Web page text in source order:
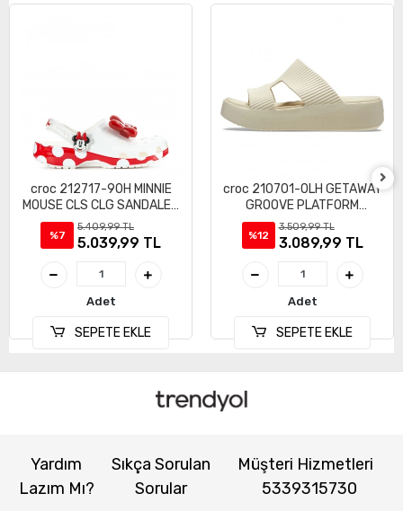
croc 212717-90H MINNIE
MOUSE CLS CLG SANDALET
TERLİK
%7
5.409,99 TL
5.039,99 TL
Adet
SEPETE EKLE
croc 210701-0LH GETAWAY
GROOVE PLATFORM
HSTRAP SPOR TERLİK
SANDALET
%12
3.509,99 TL
3.089,99 TL
Adet
SEPETE EKLE
Yardım
Lazım Mı?
Sıkça Sorulan
Sorular
Müşteri Hizmetleri
5339315730